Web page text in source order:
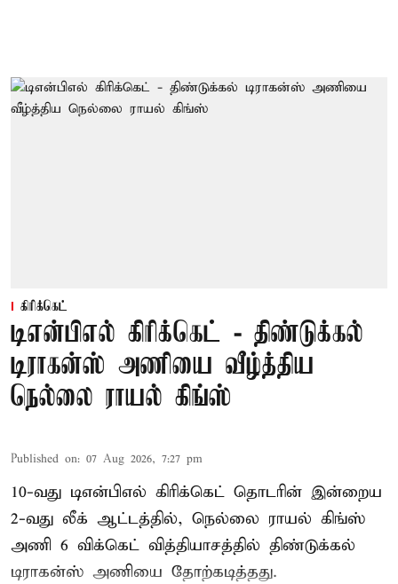
கிரிக்கெட்
டிஎன்பிஎல் கிரிக்கெட் - திண்டுக்கல்
டிராகன்ஸ் அணியை வீழ்த்திய
நெல்லை ராயல் கிங்ஸ்
Published on: 07 Aug 2026, 7:27 pm
10-வது டிஎன்பிஎல் கிரிக்கெட் தொடரின் இன்றைய
2-வது லீக் ஆட்டத்தில், நெல்லை ராயல் கிங்ஸ்
அணி 6 விக்கெட் வித்தியாசத்தில் திண்டுக்கல்
டிராகன்ஸ் அணியை தோற்கடித்தது.